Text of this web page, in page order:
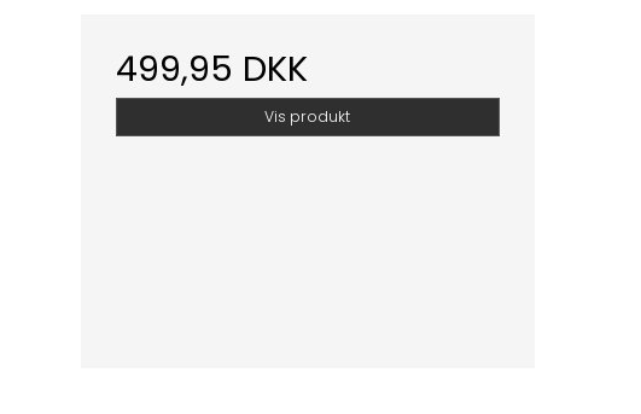
499,95 DKK
Vis produkt